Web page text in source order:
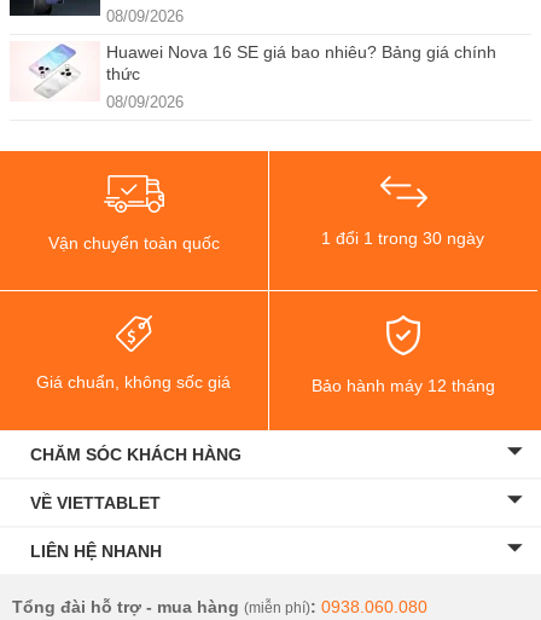
08/09/2026
Huawei Nova 16 SE giá bao nhiêu? Bảng giá chính
thức
08/09/2026
Vận chuyển toàn quốc 1 đổi 1 trong 30 ngày
Giá chuẩn, không sốc giá Bảo hành máy 12 tháng
CHĂM SÓC KHÁCH HÀNG
VỀ VIETTABLET
LIÊN HỆ NHANH
Tổng đài hỗ trợ - mua hàng (miễn phí): 0938.060.080